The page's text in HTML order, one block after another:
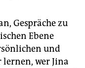
Gespräche zu
Ebene
und
lernen, wer Jina